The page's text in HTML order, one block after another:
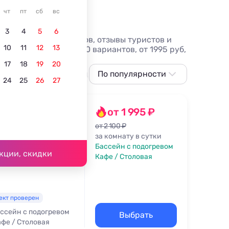
чт пт сб вс
3 4 5
6
10 11 12
13
17 18 19
20
24 25 26
27
скидки
фото номеров, отзывы туристов и
Волконке - более 10 вариантов, от 1995 руб,
В центре Для отдыха с детьми
По популярности
Сначала дешевле
Сначала дороже
Ближе к морю
Ближе к центру
ул., 44
м
проверен
с подогревом
/ Столовая
от 1 995 ₽
от 2 100 ₽
за комнату в сутки
Бассейн с подогревом
Кафе / Столовая
Выбрать